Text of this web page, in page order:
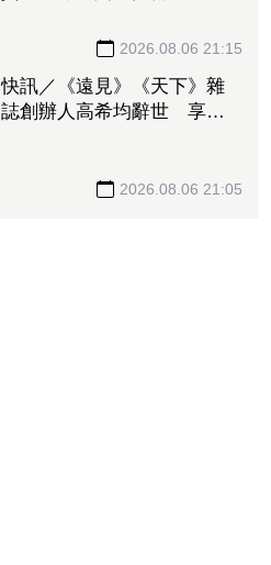
2026.08.06 21:15
快訊／《遠見》《天下》雜
誌創辦人高希均辭世 享耆
2026.08.06 21:05